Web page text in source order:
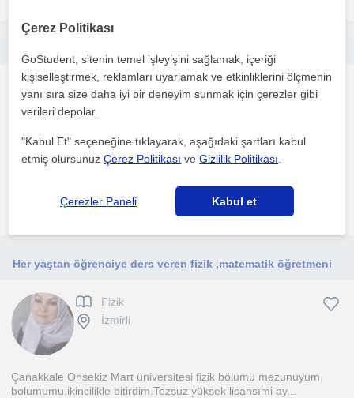
Fizik
1. ders ücretsiz
daha fazlasını gör Ücretsiz iletişime geç
Her yaştan öğrenciye ders veren fizik ,matematik öğretmeni
Fizik
İzmirli
Çanakkale Onsekiz Mart üniversitesi fizik bölümü mezunuyum
bolumumu.ikincilikle bitirdim.Tezsuz yüksek lisansımi ay...
Çerez Politikası
GoStudent, sitenin temel işleyişini sağlamak, içeriği
kişiselleştirmek, reklamları uyarlamak ve etkinliklerini ölçmenin
yanı sıra size daha iyi bir deneyim sunmak için çerezler gibi
verileri depolar.
"Kabul Et" seçeneğine tıklayarak, aşağıdaki şartları kabul
etmiş olursunuzÇerez Politikası veGizlilik Politikası
Çerezler Paneli Kabul et